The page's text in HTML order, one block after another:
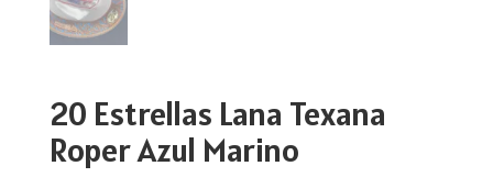
20 Estrellas Lana Texana
Roper Azul Marino